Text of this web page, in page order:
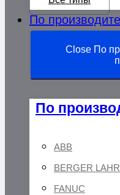
По
Close По
По
ABB
BERGER LAHR
FANUC